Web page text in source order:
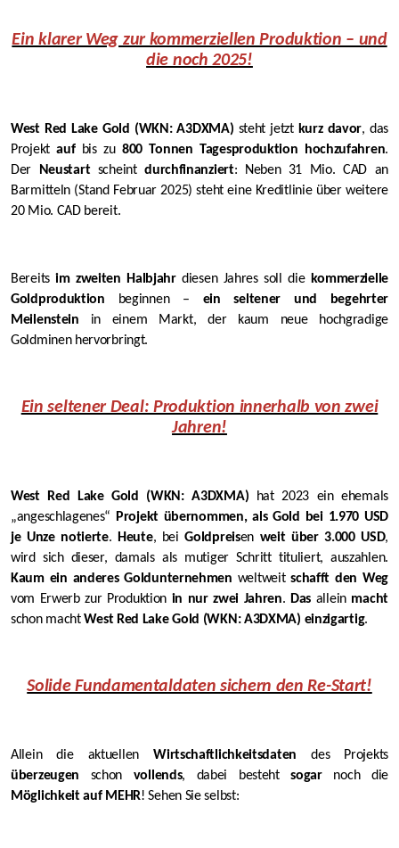
Ein klarer Weg zur kommerziellen Produktion – und
die noch 2025!
West Red Lake Gold (WKN: A3DXMA) steht jetzt kurz davor, das
Projektaufbis zu 800 Tonnen Tagesproduktion hochzufahren.
Der
Neustartscheintdurchfinanziert: Neben 31 Mio. CAD an
Barmitteln (Stand Februar 2025) steht eine Kreditlinie über weitere
20 Mio. CAD bereit.
Bereitsim zweiten Halbjahrdiesen Jahres soll die kommerzielle
Goldproduktion beginnen – ein seltener und begehrter
Meilenstein in einem Markt, der kaum neue hochgradige
Goldminen hervorbringt.
Ein seltener Deal: Produktion innerhalb von zwei
Jahren!
West Red Lake Gold (WKN: A3DXMA)
hat 2023 ein ehemals
„angeschlagenes“
Projekt übernommen, als Gold bei 1.970 USD
je Unze notierte. Heute, beiGoldpreisen weit über 3.000 USD,
wird sich dieser, damals als mutiger Schritt tituliert, auszahlen.
Kaum ein anderes Goldunternehmen weltweitschafft den Weg
vom Erwerb zur Produktion in nur zwei Jahren. Das allein macht
schon machtWest Red Lake Gold (WKN: A3DXMA) einzigartig.
Solide Fundamentaldaten sichern den Re-Start!
Allein die aktuellenWirtschaftlichkeitsdaten des Projekts
überzeugen schon vollends, dabei bestehtsogarnoch die
Möglichkeit auf MEHR! Sehen Sie selbst: